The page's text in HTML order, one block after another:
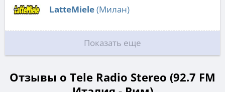
LatteMiele(Милан)
Показать еще
Отзывы о Tele Radio Stereo (92.7 FM